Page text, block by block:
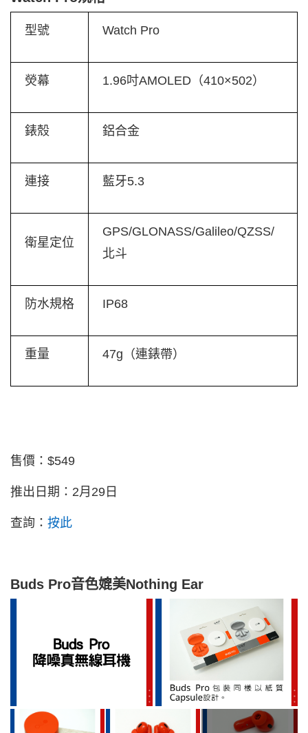
型號 Watch Pro
熒幕 1.96吋AMOLED（410×502）
錶殼 鋁合金
連接 藍牙5.3
衛星定位
GPS/GLONASS/Galileo/QZSS/
北斗
防水規格 IP68
重量 47g （連錶帶）
售價：$549
推出日期： 2月29日
查詢： 按此
Buds Pro音色媲美Nothing Ear